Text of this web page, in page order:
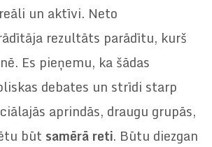
un aktīvi. Neto
rezultāts parādītu, kurš
Es pieņemu, ka šādas
debates un strīdi starp
aprindās, draugu grupās,
būt samērā reti. Būtu diezgan